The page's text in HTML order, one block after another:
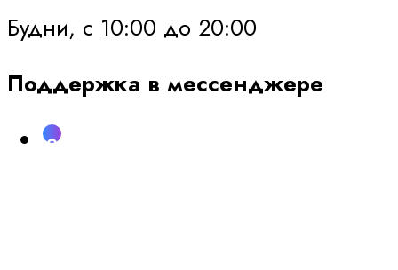
Будни, с 10:00 до 20:00
Поддержка в мессенджере